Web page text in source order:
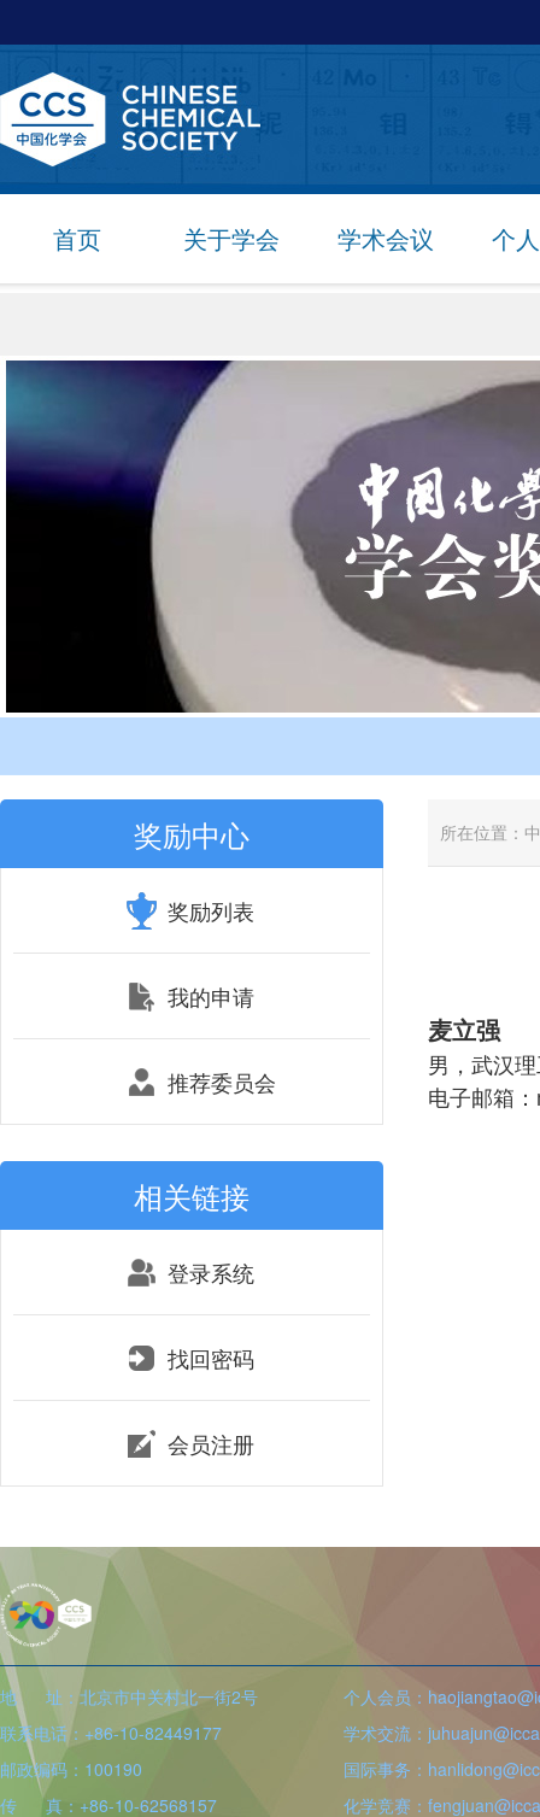
首页 关于学会 学术会议 个
奖励中心
奖励列表
我的申请
推荐委员会
相关链接
登录系统
找回密码
会员注册
所在位置：
麦立强
男，武汉
电子邮箱
地 址：北京市中关村北一街2号
联系电话：+86-10-82449177
邮政编码：100190
传 真：+86-10-62568157
个人会员：
学术交流：
国际事务：
化学竞赛：